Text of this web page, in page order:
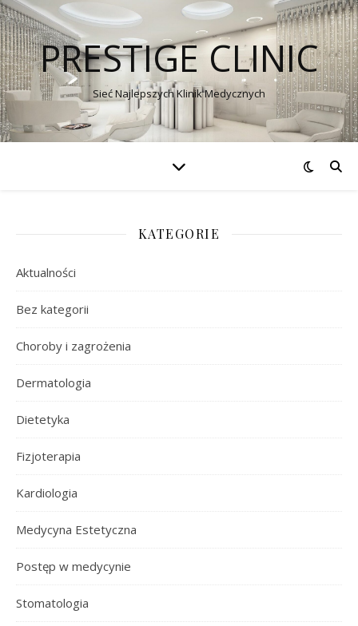
PRESTIGE CLINIC
Sieć Najlepszych Klinik Medycznych
KATEGORIE
Aktualności
Bez kategorii
Choroby i zagrożenia
Dermatologia
Dietetyka
Fizjoterapia
Kardiologia
Medycyna Estetyczna
Postęp w medycynie
Stomatologia